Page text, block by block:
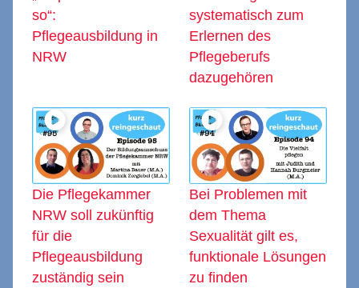
so“:
Pflegeausbildung in
NRW
systematisch zum
Erlernen des
Pflegeberufs
dazugehören
Die Pflegekammer
NRW soll zukünftig
für die
Pflegeausbildung
zuständig sein
Bei Problemen mit
dem Thema
Sexualität gilt es,
funktionale Lösungen
zu finden